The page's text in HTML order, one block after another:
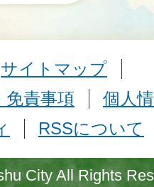
サイトマップ
免責事項
個人
RSSについて
City All Rights